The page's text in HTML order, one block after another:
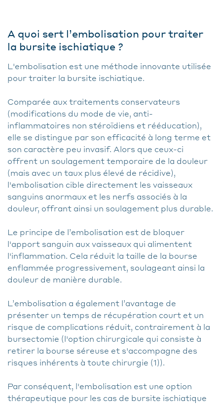
A quoi sert l’embolisation pour traiter
la bursite ischiatique ?
L'embolisation est une méthode innovante utilisée
pour traiter la bursite ischiatique.
Comparée aux traitements conservateurs
(modifications du mode de vie, anti-
inflammatoires non stéroïdiens et rééducation),
elle se distingue par son efficacité à long terme et
son caractère peu invasif. Alors que ceux-ci
offrent un soulagement temporaire de la douleur
(mais avec un taux plus élevé de récidive),
l'embolisation cible directement les vaisseaux
sanguins anormaux et les nerfs associés à la
douleur, offrant ainsi un soulagement plus durable.
Le principe de l’embolisation est de bloquer
l'apport sanguin aux vaisseaux qui alimentent
l'inflammation. Cela réduit la taille de la bourse
enflammée progressivement, soulageant ainsi la
douleur de manière durable.
L’embolisation a également l’avantage de
présenter un temps de récupération court et un
risque de complications réduit, contrairement à la
bursectomie (l'option chirurgicale qui consiste à
retirer la bourse séreuse et s'accompagne des
risques inhérents à toute chirurgie (1)).
Par conséquent, l'embolisation est une option
thérapeutique pour les cas de bursite ischiatique